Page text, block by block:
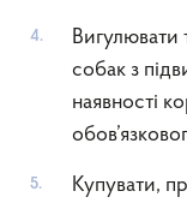
Вигулювати
собак з
наявності
Купувати,